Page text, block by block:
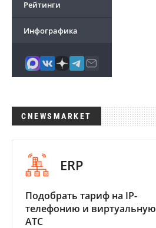
Рейтинги
Инфографика
CNEWSMARKET
ERP
Подобрать тариф на IP-
телефонию и виртуальную
АТС